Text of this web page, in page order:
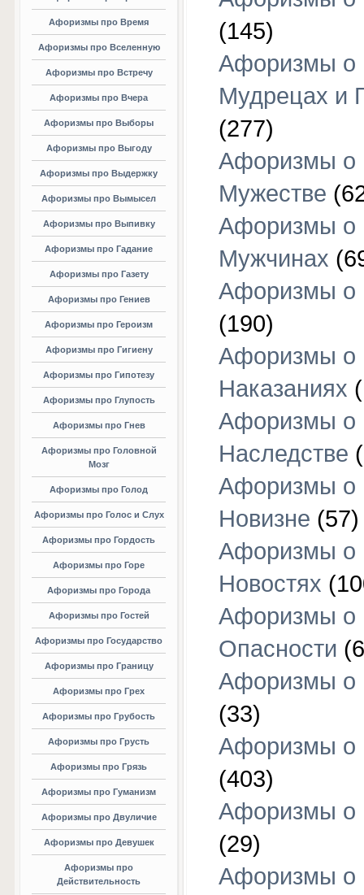
Афоризмы про Время
Афоризмы про Вселенную
Афоризмы про Встречу
Афоризмы про Вчера
Афоризмы про Выборы
Афоризмы про Выгоду
Афоризмы про Выдержку
Афоризмы про Вымысел
Афоризмы про Выпивку
Афоризмы про Гадание
Афоризмы про Газету
Афоризмы про Гениев
Афоризмы про Героизм
Афоризмы про Гигиену
Афоризмы про Гипотезу
Афоризмы про Глупость
Афоризмы про Гнев
Афоризмы про Головной
Мозг
Афоризмы про Голод
Афоризмы про Голос и Слух
Афоризмы про Гордость
Афоризмы про Горе
Афоризмы про Города
Афоризмы про Гостей
Афоризмы про Государство
Афоризмы про Границу
Афоризмы про Грех
Афоризмы про Грубость
Афоризмы про Грусть
Афоризмы про Грязь
Афоризмы про Гуманизм
Афоризмы про Двуличие
Афоризмы про Девушек
Афоризмы про
Действительность
(145)
Афоризмы о
Мудрецах и
(277)
Афоризмы о
Мужестве
Афоризмы о
Мужчинах
Афоризмы о
(190)
Афоризмы о
Наказаниях
Афоризмы о
Наследстве
Афоризмы о
Новизне (57)
Афоризмы о
Новостях
Афоризмы о
Опасности
Афоризмы о
(33)
Афоризмы
(403)
Афоризмы о
(29)
Афоризмы о